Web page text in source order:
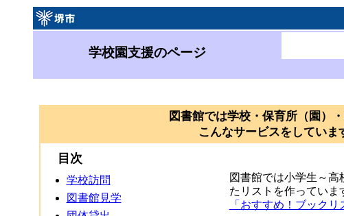
学校園支援のページ
図書館では学校・保育所（園）
こんなサービスをしていま
目次
学校訪問
図書館見学
図書館では小学生～高
たリストを作っていま
「おすすめ！ブック